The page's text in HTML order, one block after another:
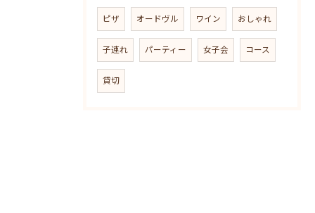
ピザ オードヴル ワイン おしゃれ
子連れ パーティー 女子会 コース
貸切